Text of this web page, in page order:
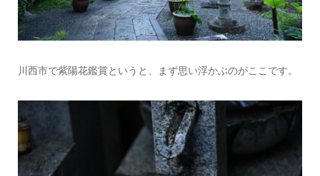
川西市で紫陽花鑑賞というと、まず思い浮かぶのがここです。